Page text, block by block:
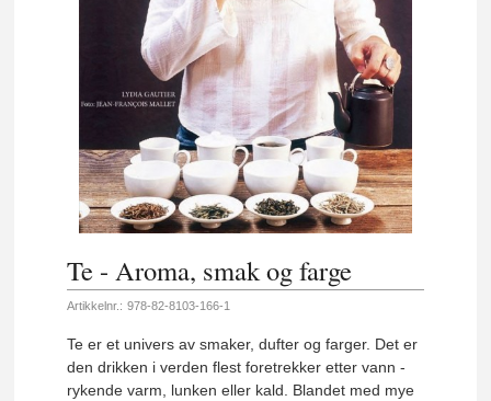
Te - Aroma, smak og farge
Artikkelnr.: 978-82-8103-166-1
Te er et univers av smaker, dufter og farger. Det er
den drikken i verden flest foretrekker etter vann -
rykende varm, lunken eller kald. Blandet med mye